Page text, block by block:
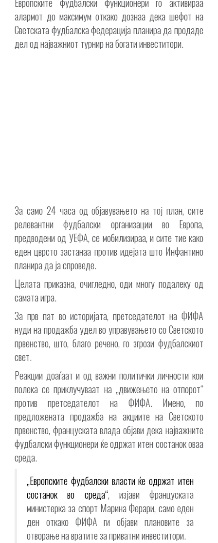
алармот до максимум откако дознаа дека шефот на
Светската фудбалска федерација планира да продаде
дел од најважниот турнир на богати инвеститори.
За само 24 часа од објавувањето на тој план, сите
релевантни фудбалски организации во Европа,
предводени од УЕФА, се мобилизираа, и сите тие како
еден цврсто застанаа против идејата што Инфантино
планира да ја спроведе.
Целата приказна, очигледно, оди многу подалеку од
самата игра.
За прв пат во историјата, претседателот на ФИФА
нуди на продажба удел во управувањето со Светското
првенство, што, благо речено, го згрози фудбалскиот
свет.
Реакции доаѓаат и од важни политички личности кои
полека се приклучуваат на „движењето на отпорот“
против претседателот на ФИФА. Имено, по
предложената продажба на акциите на Светското
првенство, француската влада објави дека најважните
фудбалски функционери ќе одржат итен состанок оваа
среда.
„Европските фудбалски власти ќе одржат итен
состанок во среда“, изјави француската
министерка за спорт Марина Ферари, само еден
ден откако ФИФА ги објави плановите за
отворање на вратите за приватни инвеститори.